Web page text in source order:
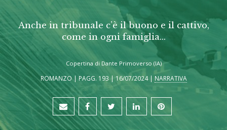
Anche in tribunale c’è il buono e il cattivo,
come in ogni famiglia...
Copertina di Dante Primoverso (IA)
ROMANZO | PAGG. 193 | 16/07/2024 | NARRATIVA